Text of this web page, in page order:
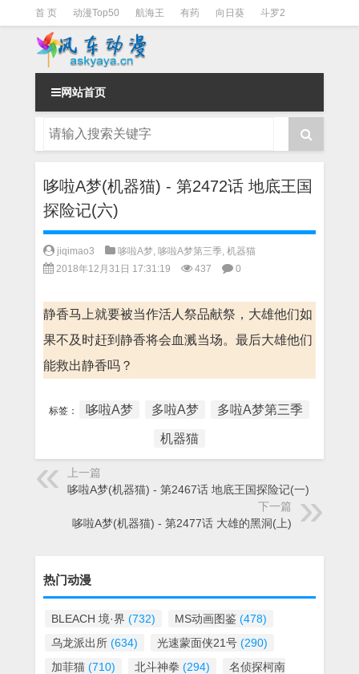
首 页 动漫Top50 航海王 有药 向日葵 斗罗2
斗罗3 火影 一拳超人
网站首页
哆啦A梦(机器猫) - 第2472话 地底王国
探险记(六)
jiqimao3 哆啦A梦, 哆啦A梦第三季, 机器猫
2018年12月31日 17:31:19
437 0
静香马上就要被当作活人祭品献祭，大雄他们如
果不及时赶到静香将会血溅当场。最后大雄他们
能救出静香吗？
标签： 哆啦A梦 多啦A梦 多啦A梦第三季
机器猫
上一篇
哆啦A梦(机器猫) - 第2467话 地底王国探险记(一)
下一篇
哆啦A梦(机器猫) - 第2477话 大雄的黑洞(上)
热门动漫
BLEACH 境·界 (732) MS动画图鉴 (478)
乌龙派出所 (634) 光速蒙面侠21号 (290)
加菲猫 (710) 北斗神拳 (294)
名侦探柯南